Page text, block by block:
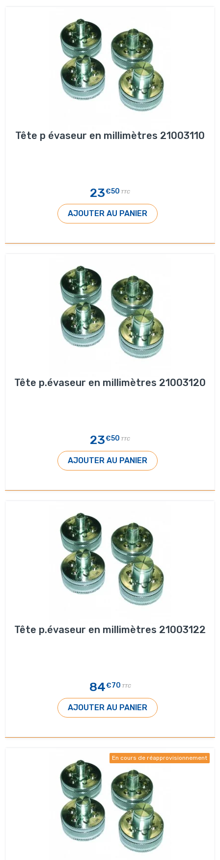
Tête p évaseur en millimètres 21003110
23€50 TTC
AJOUTER AU PANIER
Tête p.évaseur en millimètres 21003120
23€50 TTC
AJOUTER AU PANIER
Tête p.évaseur en millimètres 21003122
84€70 TTC
AJOUTER AU PANIER
En cours de réapprovisionnement